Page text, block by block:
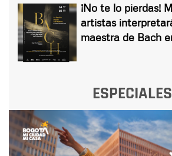
¡No te lo pierdas!
artistas
maestra de Bach
ESPECIALES